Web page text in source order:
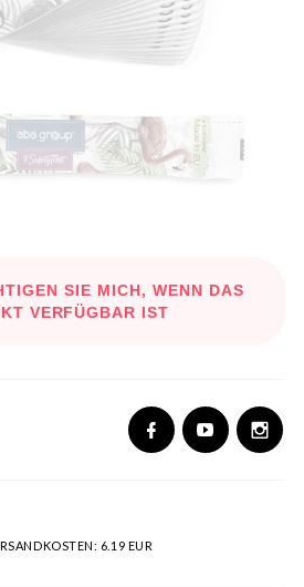
SIE MICH, WENN DAS
VERFÜGBAR IST
6.19 EUR